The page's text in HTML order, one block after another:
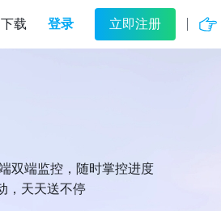
下载 登录 立即注册
双端监控，随时掌控进度
，天天送不停